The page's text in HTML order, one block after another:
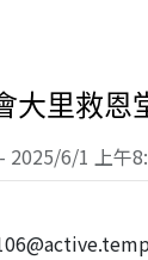
大里救恩
- 2025/6/1 上午